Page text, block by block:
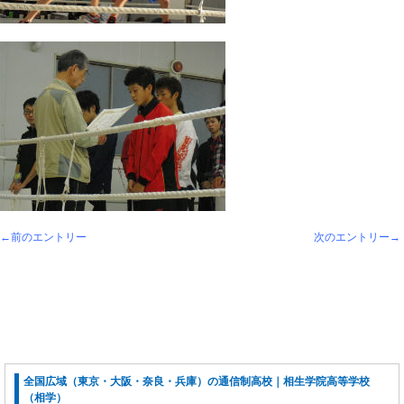
←前のエントリー 次のエントリー→
全国広域（東京・大阪・奈良・兵庫）の通信制高校｜相生学院高等学校
（相学）